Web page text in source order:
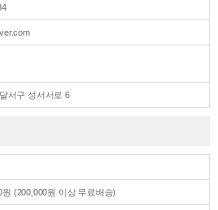
서구 성서서로 6
원 (200,000원 이상 무료배송)